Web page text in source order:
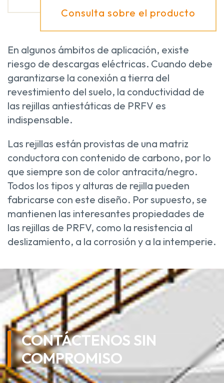
Consulta sobre el producto
En algunos ámbitos de aplicación, existe
riesgo de descargas eléctricas. Cuando debe
garantizarse la conexión a tierra del
revestimiento del suelo, la conductividad de
las rejillas antiestáticas de PRFV es
indispensable.
Las rejillas están provistas de una matriz
conductora con contenido de carbono, por lo
que siempre son de color antracita/negro.
Todos los tipos y alturas de rejilla pueden
fabricarse con este diseño. Por supuesto, se
mantienen las interesantes propiedades de
las rejillas de PRFV, como la resistencia al
deslizamiento, a la corrosión y a la intemperie.
CONTÁCTENOS SIN
COMPROMISO